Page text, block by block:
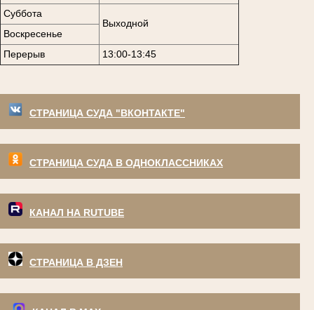
Суббота
Выходной
Воскресенье
Перерыв
13:00-13:45
СТРАНИЦА СУДА "ВКОНТАКТЕ"
СТРАНИЦА СУДА В ОДНОКЛАССНИКАХ
КАНАЛ НА RUTUBE
СТРАНИЦА В ДЗЕН